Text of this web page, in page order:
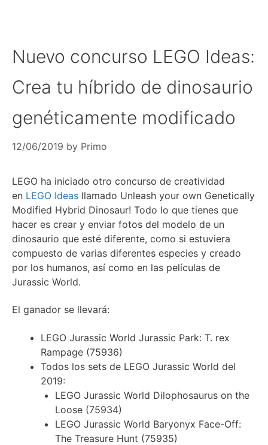
Nuevo concurso LEGO Ideas:
Crea tu híbrido de dinosaurio
genéticamente modificado
12/06/2019 by Primo
LEGO ha iniciado otro concurso de creatividad
en LEGO Ideas llamado Unleash your own Genetically
Modified Hybrid Dinosaur! Todo lo que tienes que
hacer es crear y enviar fotos del modelo de un
dinosaurio que esté diferente, como si estuviera
compuesto de varias diferentes especies y creado
por los humanos, así como en las películas de
Jurassic World.
El ganador se llevará:
LEGO Jurassic World Jurassic Park: T. rex
Rampage (75936)
Todos los sets de LEGO Jurassic World del
2019:
LEGO Jurassic World Dilophosaurus on the
Loose (75934)
LEGO Jurassic World Baryonyx Face-Off:
The Treasure Hunt (75935)